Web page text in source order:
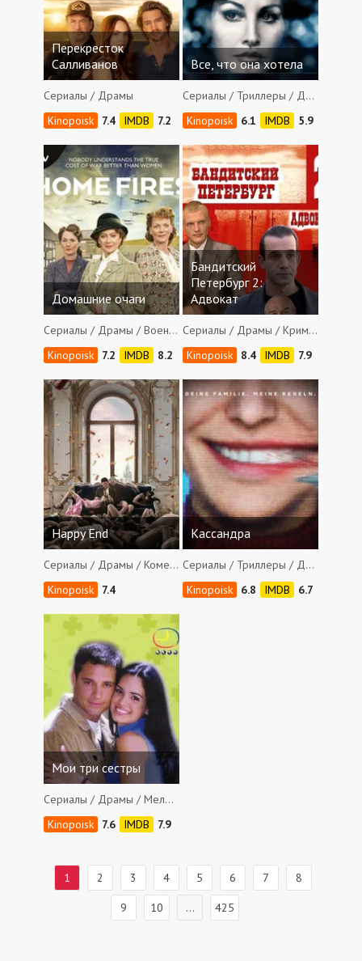
Перекресток
Салливанов
Сериалы / Драмы
7.4
7.2
Все, что она хотела
Сериалы / Триллеры / Драмы / Криминал / Детективы
6.1
5.9
Домашние очаги
Сериалы / Драмы / Военные
7.2
8.2
Бандитский
Петербург 2:
Адвокат
Сериалы / Драмы / Криминал / Мелодрамы
8.4
7.9
Happy End
Сериалы / Драмы / Комедии
7.4
Кассандра
Сериалы / Триллеры / Драмы / Фантастика / Ужасы
6.8
6.7
Мои три сестры
Сериалы / Драмы / Мелодрамы
7.6
7.9
1 2 3 4 5 6 7 8
9 10 ... 425